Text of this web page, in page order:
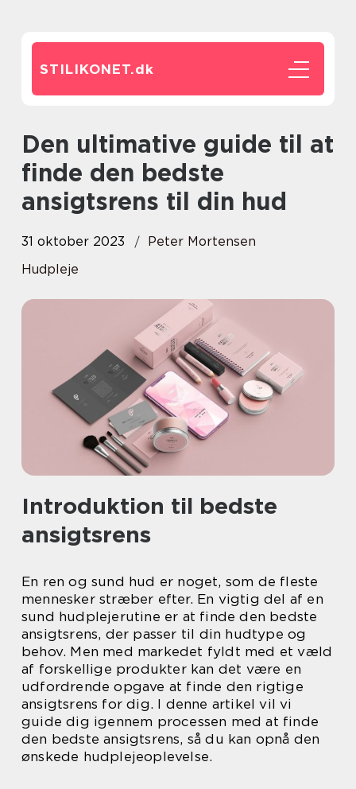
STILIKONET.dk
Den ultimative guide til at
finde den bedste
ansigtsrens til din hud
31 oktober 2023
Peter Mortensen
Hudpleje
Introduktion til bedste
ansigtsrens
En ren og sund hud er noget, som de fleste
mennesker stræber efter. En vigtig del af en
sund hudplejerutine er at finde den bedste
ansigtsrens, der passer til din hudtype og
behov. Men med markedet fyldt med et væld
af forskellige produkter kan det være en
udfordrende opgave at finde den rigtige
ansigtsrens for dig. I denne artikel vil vi
guide dig igennem processen med at finde
den bedste ansigtsrens, så du kan opnå den
ønskede hudplejeoplevelse.